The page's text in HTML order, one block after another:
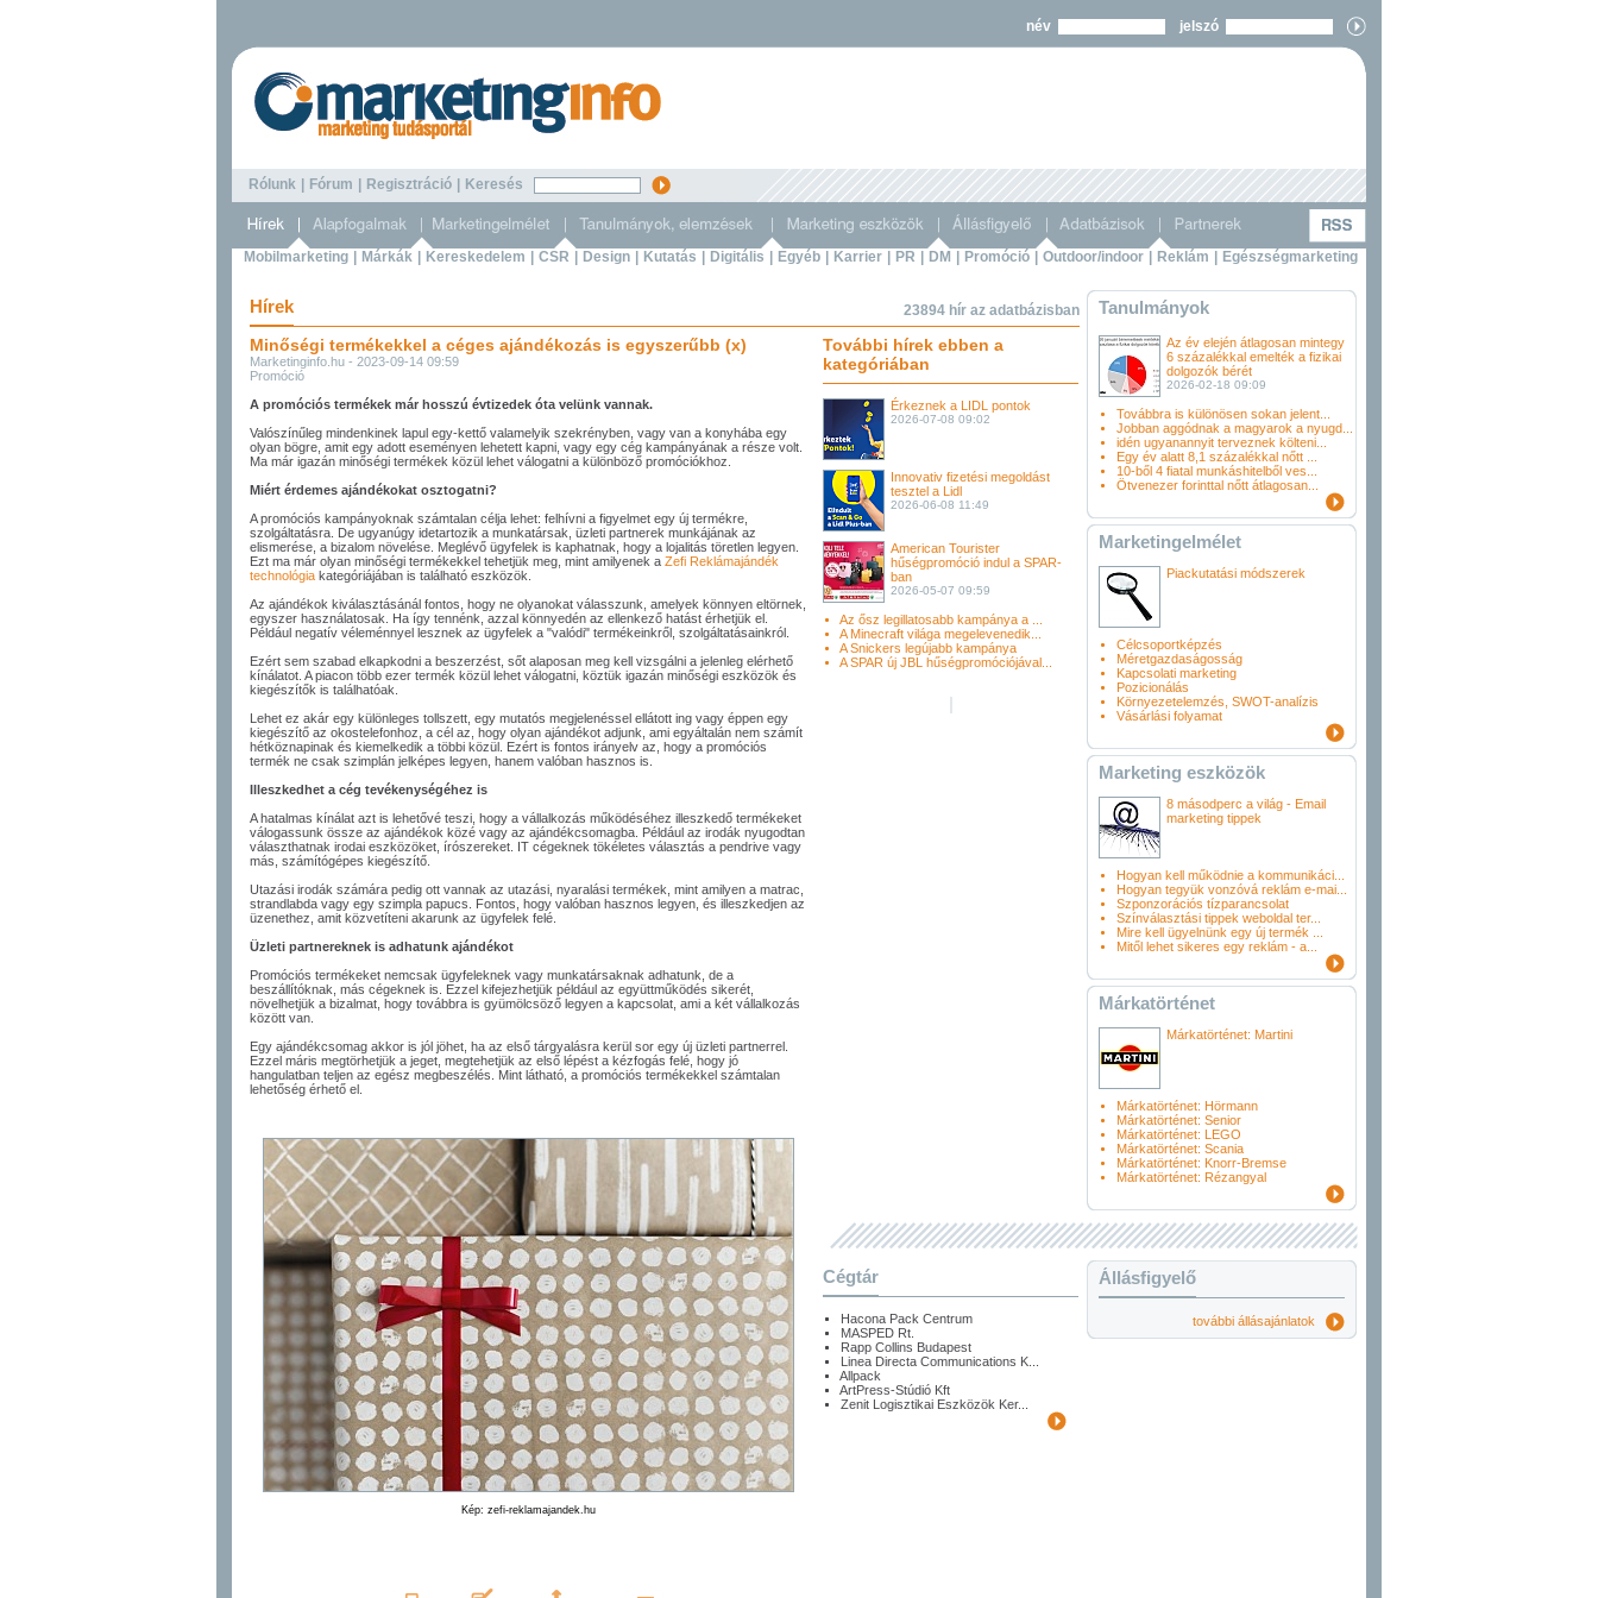
név jelszó
Rólunk Fórum Regisztráció Keresés
Mobilmarketing Márkák Kereskedelem CSR Design Kutatás Digitális Egyéb Karrier PR DM Promóció Outdoor/indoor Reklám Egészségmarketing
Hírek 23894 hír az adatbázisban Tanulmányok
Minőségi termékekkel a céges ajándékozás is egyszerűbb (x)
Marketinginfo.hu - 2023-09-14 09:59
Promóció
A promóciós termékek már hosszú évtizedek óta velünk vannak.
Valószínűleg mindenkinek lapul egy-kettő valamelyik szekrényben, vagy van a konyhába egy
olyan bögre, amit egy adott eseményen lehetett kapni, vagy egy cég kampányának a része volt.
Ma már igazán minőségi termékek közül lehet válogatni a különböző promóciókhoz.
Miért érdemes ajándékokat osztogatni?
A promóciós kampányoknak számtalan célja lehet: felhívni a figyelmet egy új termékre,
szolgáltatásra. De ugyanúgy idetartozik a munkatársak, üzleti partnerek munkájának az
elismerése, a bizalom növelése. Meglévő ügyfelek is kaphatnak, hogy a lojalitás töretlen legyen.
Ezt ma már olyan minőségi termékekkel tehetjük meg, mint amilyenek a Zefi Reklámajándék
technológia kategóriájában is található eszközök.
Az ajándékok kiválasztásánál fontos, hogy ne olyanokat válasszunk, amelyek könnyen eltörnek,
egyszer használatosak. Ha így tennénk, azzal könnyedén az ellenkező hatást érhetjük el.
Például negatív véleménnyel lesznek az ügyfelek a "valódi" termékeinkről, szolgáltatásainkról.
Ezért sem szabad elkapkodni a beszerzést, sőt alaposan meg kell vizsgálni a jelenleg elérhető
kínálatot. A piacon több ezer termék közül lehet válogatni, köztük igazán minőségi eszközök és
kiegészítők is találhatóak.
Lehet ez akár egy különleges tollszett, egy mutatós megjelenéssel ellátott ing vagy éppen egy
kiegészítő az okostelefonhoz, a cél az, hogy olyan ajándékot adjunk, ami egyáltalán nem számít
hétköznapinak és kiemelkedik a többi közül. Ezért is fontos irányelv az, hogy a promóciós
termék ne csak szimplán jelképes legyen, hanem valóban hasznos is.
Illeszkedhet a cég tevékenységéhez is
A hatalmas kínálat azt is lehetővé teszi, hogy a vállalkozás működéséhez illeszkedő termékeket
válogassunk össze az ajándékok közé vagy az ajándékcsomagba. Például az irodák nyugodtan
választhatnak irodai eszközöket, írószereket. IT cégeknek tökéletes választás a pendrive vagy
más, számítógépes kiegészítő.
Utazási irodák számára pedig ott vannak az utazási, nyaralási termékek, mint amilyen a matrac,
strandlabda vagy egy szimpla papucs. Fontos, hogy valóban hasznos legyen, és illeszkedjen az
üzenethez, amit közvetíteni akarunk az ügyfelek felé.
Üzleti partnereknek is adhatunk ajándékot
Promóciós termékeket nemcsak ügyfeleknek vagy munkatársaknak adhatunk, de a
beszállítóknak, más cégeknek is. Ezzel kifejezhetjük például az együttműködés sikerét,
növelhetjük a bizalmat, hogy továbbra is gyümölcsöző legyen a kapcsolat, ami a két vállalkozás
között van.
Egy ajándékcsomag akkor is jól jöhet, ha az első tárgyalásra kerül sor egy új üzleti partnerrel.
Ezzel máris megtörhetjük a jeget, megtehetjük az első lépést a kézfogás felé, hogy jó
hangulatban teljen az egész megbeszélés. Mint látható, a promóciós termékekkel számtalan
lehetőség érhető el.
Kép: zefi-reklamajandek.hu
További hírek ebben a
kategóriában
Érkeznek a LIDL pontok
2026-07-08 09:02
Innovativ fizetési megoldást
tesztel a Lidl
2026-06-08 11:49
American Tourister
hűségpromóció indul a SPAR-
ban
2026-05-07 09:59
Az ősz legillatosabb kampánya a ...
A Minecraft világa megelevenedik...
A Snickers legújabb kampánya
A SPAR új JBL hűségpromóciójával...
Az év elején átlagosan mintegy
6 százalékkal emelték a fizikai
dolgozók bérét
2026-02-18 09:09
Továbbra is különösen sokan jelent...
Jobban aggódnak a magyarok a nyugd...
idén ugyanannyit terveznek költeni...
Egy év alatt 8,1 százalékkal nőtt ...
10-ből 4 fiatal munkáshitelből ves...
Ötvenezer forinttal nőtt átlagosan...
Marketingelmélet
Piackutatási módszerek
Célcsoportképzés
Méretgazdaságosság
Kapcsolati marketing
Pozicionálás
Környezetelemzés, SWOT-analízis
Vásárlási folyamat
Marketing eszközök
8 másodperc a világ - Email
marketing tippek
Hogyan kell működnie a kommunikáci...
Hogyan tegyük vonzóvá reklám e-mai...
Szponzorációs tízparancsolat
Színválasztási tippek weboldal ter...
Mire kell ügyelnünk egy új termék ...
Mitől lehet sikeres egy reklám - a...
Márkatörténet
Márkatörténet: Martini
Márkatörténet: Hörmann
Márkatörténet: Senior
Márkatörténet: LEGO
Márkatörténet: Scania
Márkatörténet: Knorr-Bremse
Márkatörténet: Rézangyal
Cégtár
Hacona Pack Centrum
MASPED Rt.
Rapp Collins Budapest
Linea Directa Communications K...
Allpack
ArtPress-Stúdió Kft
Zenit Logisztikai Eszközök Ker...
Állásfigyelő
további állásajánlatok